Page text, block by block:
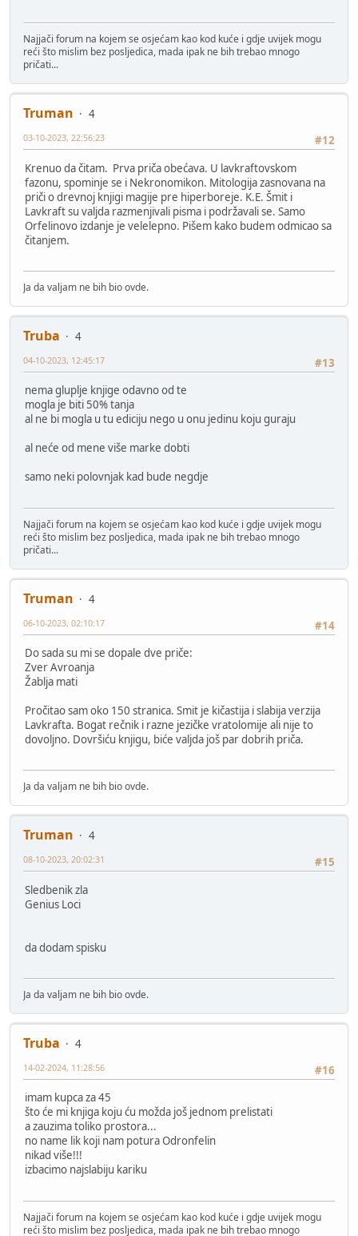
Najjači forum na kojem se osjećam kao kod kuće i gdje uvijek mogu
reći što mislim bez posljedica, mada ipak ne bih trebao mnogo
pričati...
Truman
4
#12
03-10-2023, 22:56:23
Krenuo da čitam. Prva priča obećava. U lavkraftovskom
fazonu, spominje se i Nekronomikon. Mitologija zasnovana na
priči o drevnoj knjigi magije pre hiperboreje. K.E. Šmit i
Lavkraft su valjda razmenjivali pisma i podržavali se. Samo
Orfelinovo izdanje je velelepno. Pišem kako budem odmicao sa
čitanjem.
Ja da valjam ne bih bio ovde.
Truba
4
#13
04-10-2023, 12:45:17
nema gluplje knjige odavno od te
mogla je biti 50% tanja
al ne bi mogla u tu ediciju nego u onu jedinu koju guraju
al neće od mene više marke dobti
samo neki polovnjak kad bude negdje
Najjači forum na kojem se osjećam kao kod kuće i gdje uvijek mogu
reći što mislim bez posljedica, mada ipak ne bih trebao mnogo
pričati...
Truman
4
#14
06-10-2023, 02:10:17
Do sada su mi se dopale dve priče:
Zver Avroanja
Žablja mati
Pročitao sam oko 150 stranica. Smit je kičastija i slabija verzija
Lavkrafta. Bogat rečnik i razne jezičke vratolomije ali nije to
dovoljno. Dovršiću knjigu, biće valjda još par dobrih priča.
Ja da valjam ne bih bio ovde.
Truman
4
#15
08-10-2023, 20:02:31
Sledbenik zla
Genius Loci
da dodam spisku
Ja da valjam ne bih bio ovde.
Truba
4
#16
14-02-2024, 11:28:56
imam kupca za 45
što će mi knjiga koju ću možda još jednom prelistati
a zauzima toliko prostora...
no name lik koji nam potura Odronfelin
nikad više!!!
izbacimo najslabiju kariku
Najjači forum na kojem se osjećam kao kod kuće i gdje uvijek mogu
reći što mislim bez posljedica, mada ipak ne bih trebao mnogo